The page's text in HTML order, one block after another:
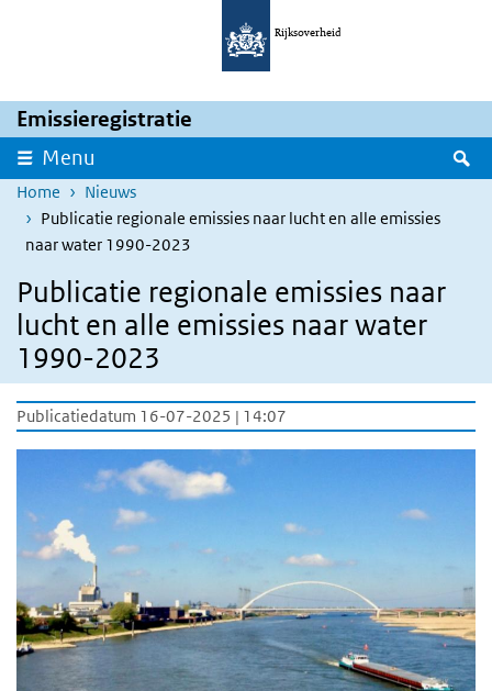
Overslaan en naar de inhoud gaan
Rijksoverheid
Emissieregistratie
Menu
Home
Nieuws
Publicatie regionale emissies naar lucht en alle emissies
naar water 1990-2023
Publicatie regionale emissies naar
lucht en alle emissies naar water
1990-2023
Publicatiedatum 16-07-2025 | 14:07